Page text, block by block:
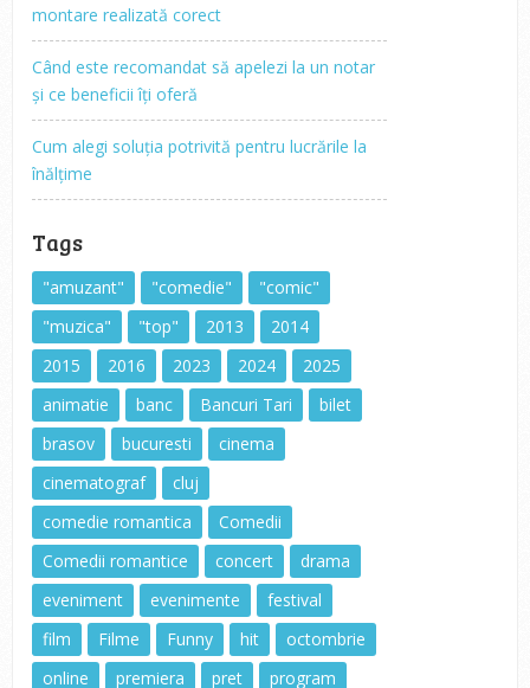
montare realizată corect
Când este recomandat să apelezi la un notar
și ce beneficii îți oferă
Cum alegi soluția potrivită pentru lucrările la
înălțime
Tags
"amuzant" "comedie"
"comic"
"muzica"
"top" 2013
2014
2015
2016 2023 2024
2025
animatie
banc Bancuri Tari
bilet
brasov
bucuresti
cinema
cinematograf
cluj
comedie romantica
Comedii
Comedii romantice
concert
drama
eveniment
evenimente
festival
film
Filme Funny hit
octombrie
online
premiera pret program